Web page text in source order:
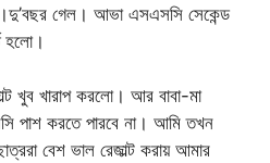
গেল। আভা এসএসসি সেকেন্ড
হলো।
খুব খারাপ করলো। আর বাবা-মা
পাশ করতে পারবে না। আমি তখন
বেশ ভাল রেজাল্ট করায় আমার